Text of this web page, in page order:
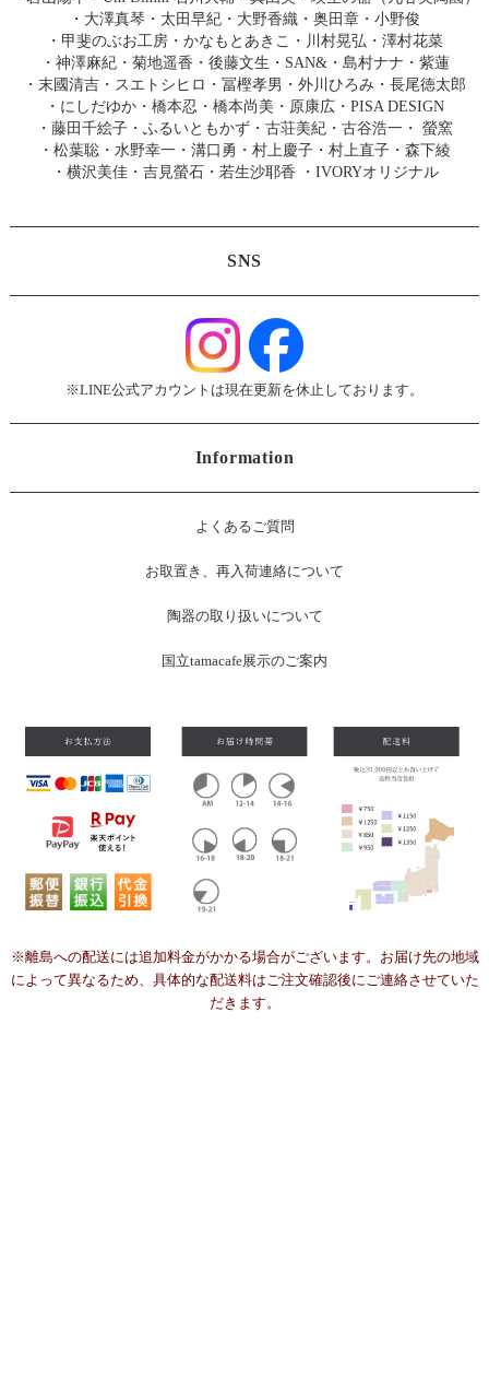
・ 大澤真琴 ・ 太田早紀 ・ 大野香織 ・ 奥田章 ・ 小野俊
・ 甲斐のぶお工房 ・ かなもとあきこ ・ 川村晃弘 ・ 澤村花菜
・ 神澤麻紀・ 菊地遥香 ・ 後藤文生 ・ SAN& ・ 島村ナナ ・ 紫蓮
・ 末國清吉 ・ スエトシヒロ ・ 冨樫孝男 ・ 外川ひろみ ・ 長尾徳太郎
・ にしだゆか ・ 橋本忍 ・ 橋本尚美 ・ 原康広 ・ PISA DESIGN
・ 藤田千絵子 ・ ふるいともかず ・ 古荘美紀 ・ 古谷浩一 ・ 螢窯
・ 松葉聡 ・ 水野幸一 ・ 溝口勇 ・ 村上慶子 ・ 村上直子 ・ 森下綾
・ 横沢美佳・ 吉見螢石・ 若生沙耶香 ・ IVORYオリジナル
SNS
※LINE公式アカウントは現在更新を休止しております。
Information
よくあるご質問
お取置き、再入荷連絡について
陶器の取り扱いについて
国立tamacafe展示のご案内
※離島への配送には追加料金がかかる場合がございます。お届け先の地域
によって異なるため、具体的な配送料はご注文確認後にご連絡させていた
だきます。